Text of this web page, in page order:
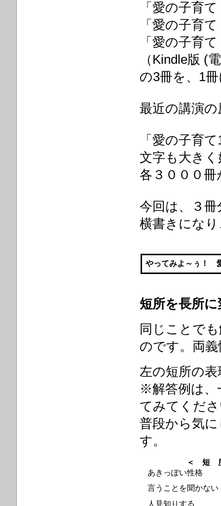
「愛の子育
「愛の子育
「愛の子育
（Kindle版 (
の3冊を、1
最近の講演
「愛の子育
文字も大き
各３０００
今回は、３
横書きにな
やってみよ～ぅ！
短所を長所
同じことで
のです。両
左の短所の
※解答例は、
てみてくだ
普段から気
す。
＜ 短
あきっぽい性格
言うことを聞かない
人見知りする